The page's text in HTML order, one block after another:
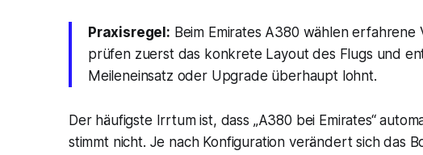
Praxisregel: Beim Emirates A380 wählen
prüfen zuerst das konkrete Layout des Flugs und
Meileneinsatz oder Upgrade überhaupt lohnt.
Der häufigste Irrtum ist, dass „A380 bei Emirates“
stimmt nicht. Je nach Konfiguration verändert sich das